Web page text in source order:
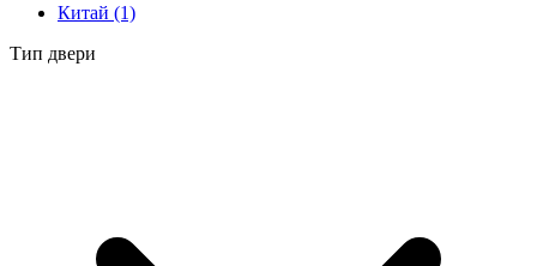
Китай (1)
Тип двери